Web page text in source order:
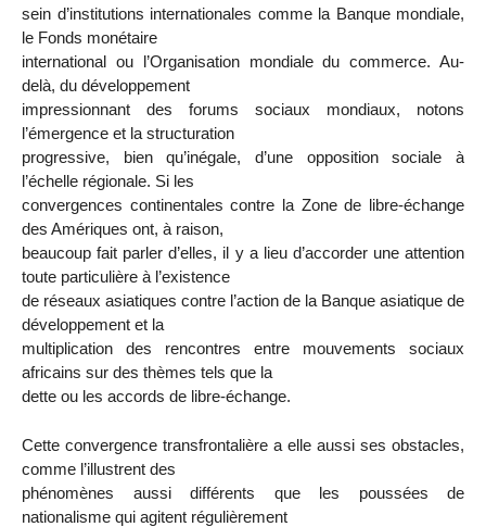
sein d’institutions internationales comme la Banque mondiale,
le Fonds monétaire
international ou l’Organisation mondiale du commerce. Au-
delà, du développement
impressionnant des forums sociaux mondiaux, notons
l’émergence et la structuration
progressive, bien qu’inégale, d’une opposition sociale à
l’échelle régionale. Si les
convergences continentales contre la Zone de libre-échange
des Amériques ont, à raison,
beaucoup fait parler d’elles, il y a lieu d’accorder une attention
toute particulière à l’existence
de réseaux asiatiques contre l’action de la Banque asiatique de
développement et la
multiplication des rencontres entre mouvements sociaux
africains sur des thèmes tels que la
dette ou les accords de libre-échange.
Cette convergence transfrontalière a elle aussi ses obstacles,
comme l’illustrent des
phénomènes aussi différents que les poussées de
nationalisme qui agitent régulièrement